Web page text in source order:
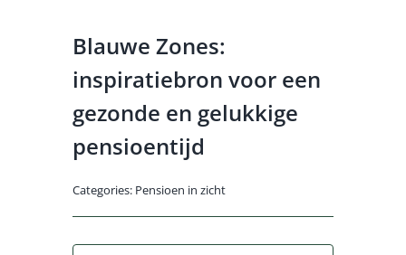
Blauwe Zones:
inspiratiebron voor een
gezonde en gelukkige
pensioentijd
Categories: Pensioen in zicht